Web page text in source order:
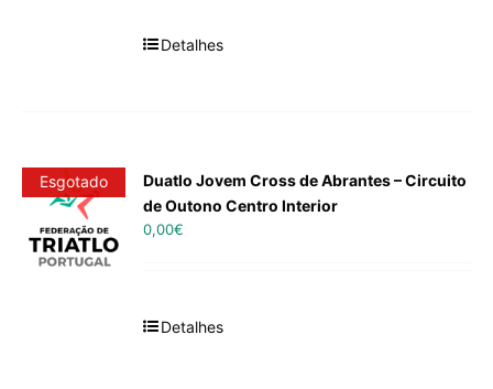
Detalhes
Esgotado
Duatlo Jovem Cross de Abrantes – Circuito
de Outono Centro Interior
0,00€
Detalhes